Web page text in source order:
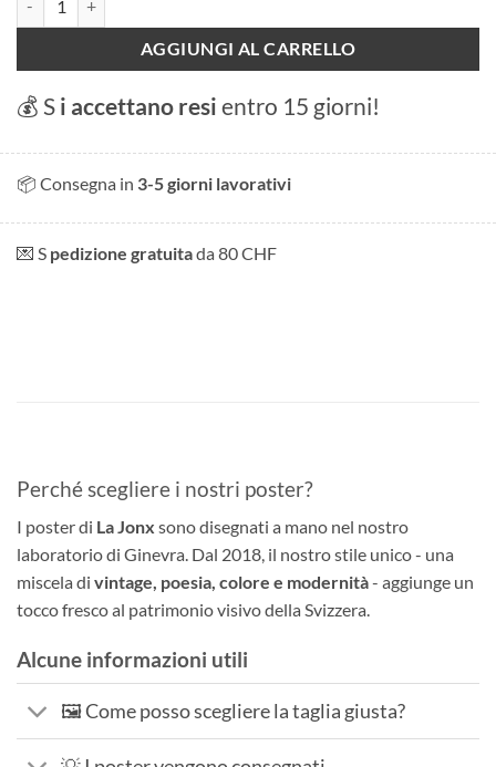
AGGIUNGI AL CARRELLO
💰 S i accettano resi entro 15 giorni!
📦 Consegna in 3-5 giorni lavorativi
💌 S pedizione gratuitada 80 CHF
Perché scegliere i nostri poster?
I poster di La Jonx sono disegnati a mano nel nostro
laboratorio di Ginevra. Dal 2018, il nostro stile unico - una
miscela di vintage, poesia, colore e modernità- aggiunge un
tocco fresco al patrimonio visivo della Svizzera.
Alcune informazioni utili
🖼️ Come posso scegliere la taglia giusta?